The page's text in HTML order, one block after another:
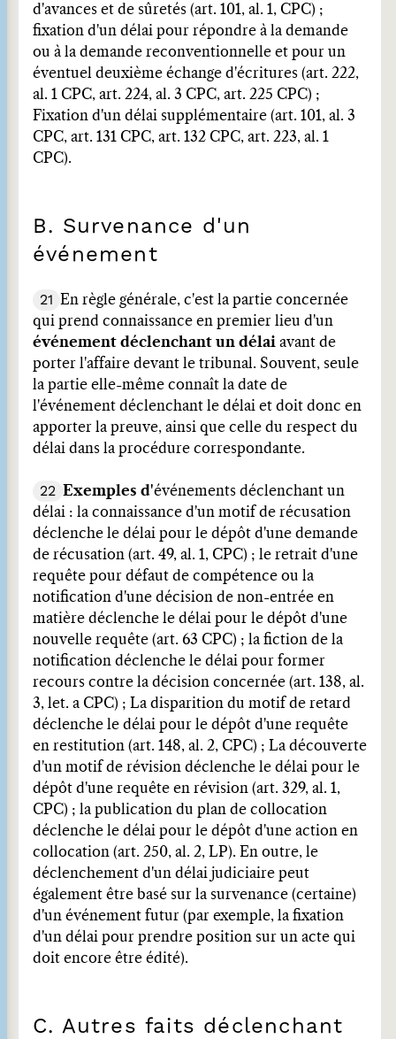
d'avances et de sûretés (art. 101, al. 1, CPC) ;
fixation d'un délai pour répondre à la demande
ou à la demande reconventionnelle et pour un
éventuel deuxième échange d'écritures (art. 222,
al. 1 CPC, art. 224, al. 3 CPC, art. 225 CPC) ;
Fixation d'un délai supplémentaire (art. 101, al. 3
CPC, art. 131 CPC, art. 132 CPC, art. 223, al. 1
CPC).
B. Survenance d'un
événement
21
En règle générale, c'est la partie concernée
qui prend connaissance en premier lieu d'un
événement déclenchant un délai avant de
porter l'affaire devant le tribunal. Souvent, seule
la partie elle-même connaît la date de
l'événement déclenchant le délai et doit donc en
apporter la preuve, ainsi que celle du respect du
délai dans la procédure correspondante.
22 Exemples d'événements déclenchant un
délai : la connaissance d'un motif de récusation
déclenche le délai pour le dépôt d'une demande
de récusation (art. 49, al. 1, CPC) ; le retrait d'une
requête pour défaut de compétence ou la
notification d'une décision de non-entrée en
matière déclenche le délai pour le dépôt d'une
nouvelle requête (art. 63 CPC) ; la fiction de la
notification déclenche le délai pour former
recours contre la décision concernée (art. 138, al.
3, let. a CPC) ; La disparition du motif de retard
déclenche le délai pour le dépôt d'une requête
en restitution (art. 148, al. 2, CPC) ; La découverte
d'un motif de révision déclenche le délai pour le
dépôt d'une requête en révision (art. 329, al. 1,
CPC) ; la publication du plan de collocation
déclenche le délai pour le dépôt d'une action en
collocation (art. 250, al. 2, LP). En outre, le
déclenchement d'un délai judiciaire peut
également être basé sur la survenance (certaine)
d'un événement futur (par exemple, la fixation
d'un délai pour prendre position sur un acte qui
doit encore être édité).
C. Autres faits déclenchant